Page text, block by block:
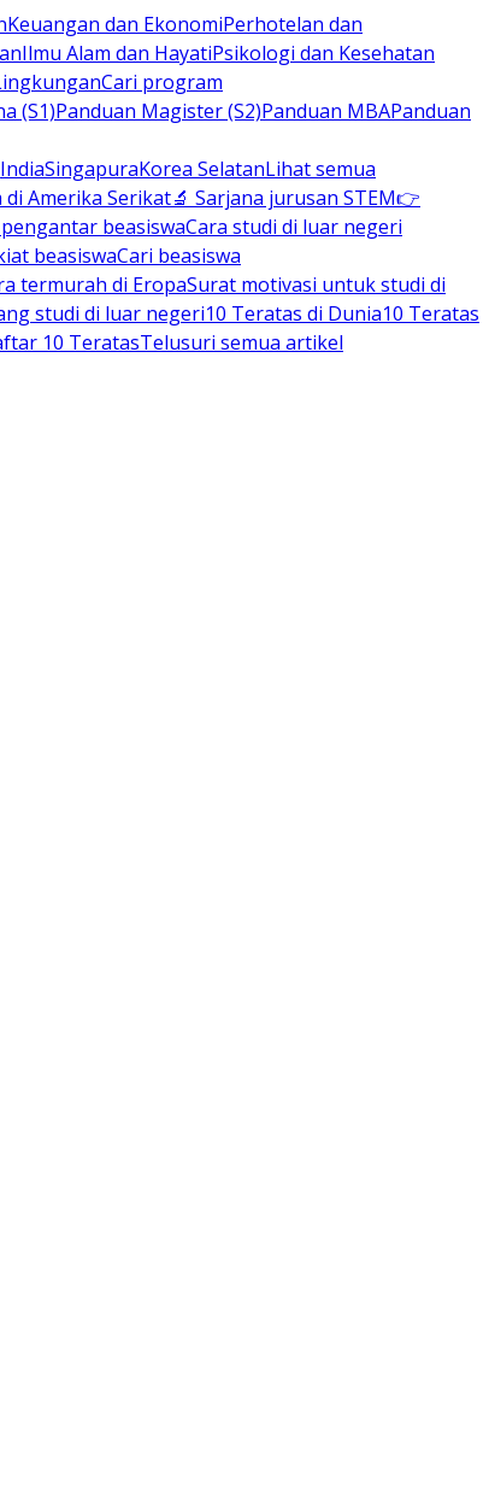
Keuangan dan EkonomiPerhotelan dan
Ilmu Alam dan HayatiPsikologi dan Kesehatan
Cari program
(S1)Panduan Magister (S2)Panduan MBAPanduan
IndiaSingapuraKorea SelatanLihat semua
di Amerika Serikat🔬 Sarjana jurusan STEM👉
beasiswaCara studi di luar negeri
beasiswaCari beasiswa
termurah di EropaSurat motivasi untuk studi di
studi di luar negeri10 Teratas di Dunia10 Teratas
10 TeratasTelusuri semua artikel